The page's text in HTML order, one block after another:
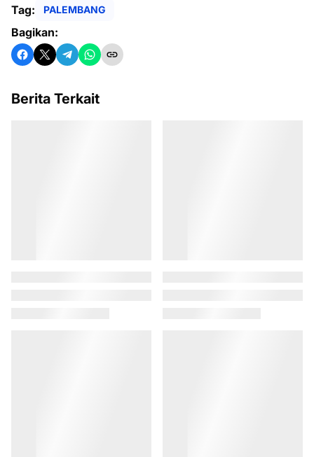
Tag: PALEMBANG
Bagikan:
Berita Terkait